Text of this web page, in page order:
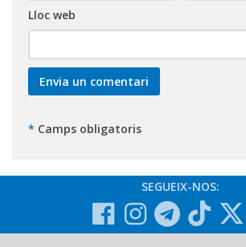
Lloc web
* Camps obligatoris
SEGUEIX-NOS: